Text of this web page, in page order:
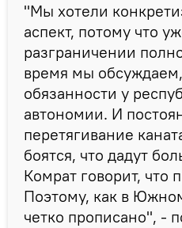
"Мы хотели
аспект, потому что
разграничении
время мы
обязанности у
автономии. И
перетягивание
боятся, что дадут
Комрат говорит, что
Поэтому, как в
четко прописано", -